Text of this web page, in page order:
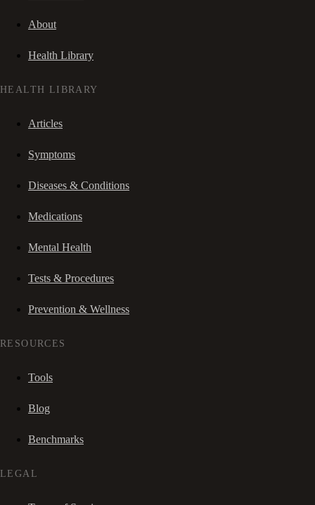
About
Health Library
HEALTH LIBRARY
Articles
Symptoms
Diseases & Conditions
Medications
Mental Health
Tests & Procedures
Prevention & Wellness
RESOURCES
Tools
Blog
Benchmarks
LEGAL